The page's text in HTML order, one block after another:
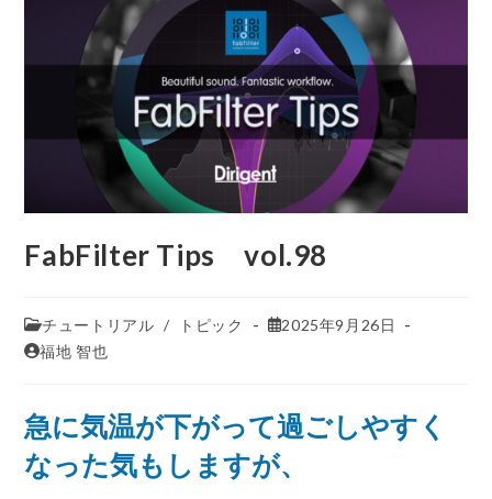
FabFilter Tips vol.98
チュートリアル / トピック
2025年9月26日
福地 智也
急に気温が下がって過ごしやすく
なった気もしますが、